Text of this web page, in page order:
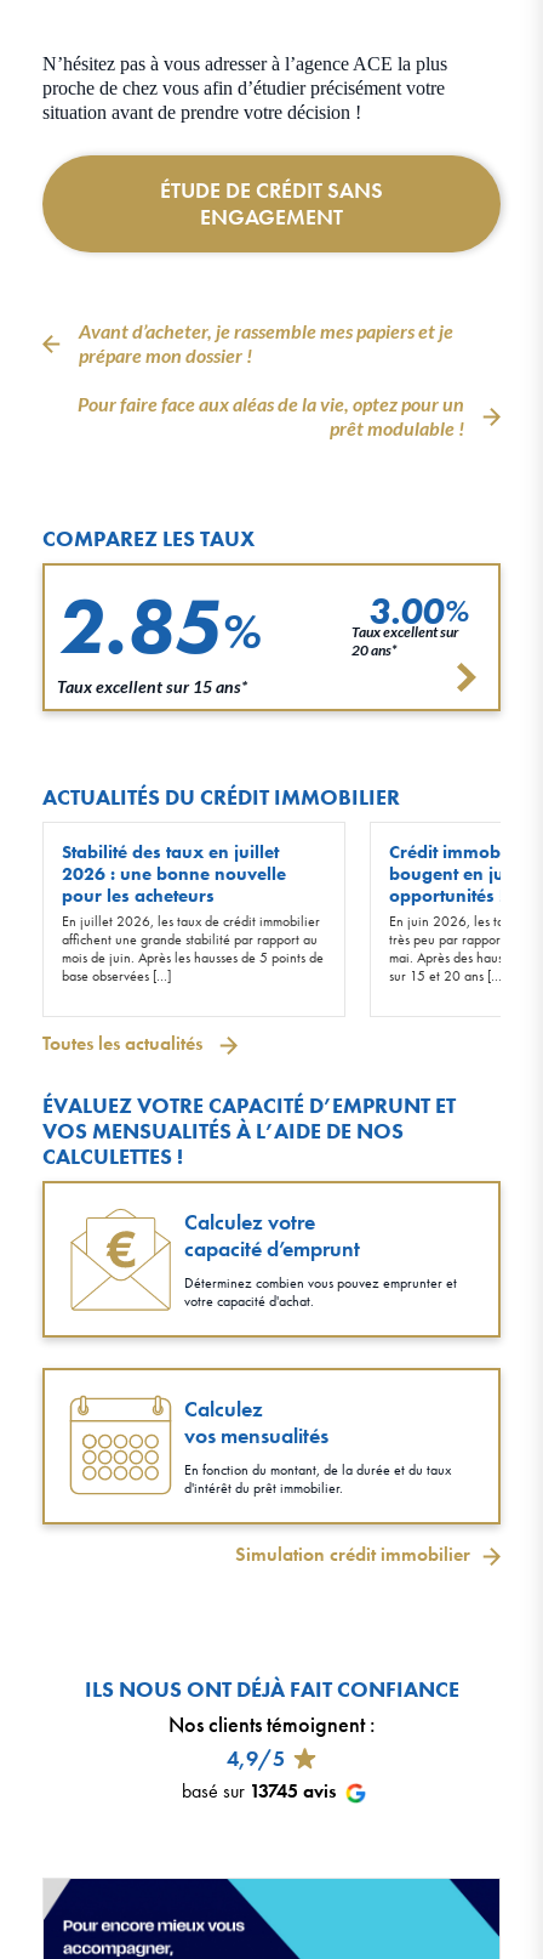
N’hésitez pas à vous adresser à l’agence ACE la plus
proche de chez vous afin d’étudier précisément votre
situation avant de prendre votre décision !
ÉTUDE DE CRÉDIT SANS
ENGAGEMENT
Avant d’acheter, je rassemble mes papiers et je
prépare mon dossier !
Pour faire face aux aléas de la vie, optez pour un
prêt modulable !
COMPAREZ LES TAUX
2.85%
Taux excellent sur 15 ans*
3.00%
Taux excellent sur
20 ans*
ACTUALITÉS DU CRÉDIT IMMOBILIER
Stabilité des taux en juillet
2026 : une bonne nouvelle
pour les acheteurs
En juillet 2026, les taux de crédit immobilier
affichent une grande stabilité par rapport au
mois de juin. Après les hausses de 5 points de
base observées […]
Crédit immobilier
bougent en juin
opportunités !
En juin 2026, les taux
très peu par rapport à
mai. Après des hausses
sur 15 et 20 ans […]
Toutes les actualités
ÉVALUEZ VOTRE CAPACITÉ D’EMPRUNT ET
VOS MENSUALITÉS À L’AIDE DE NOS
CALCULETTES !
Calculez votre
capacité d’emprunt
Déterminez combien vous pouvez emprunter et
votre capacité d'achat.
Calculez
vos mensualités
En fonction du montant, de la durée et du taux
d'intérêt du prêt immobilier.
Simulation crédit immobilier
ILS NOUS ONT DÉJÀ FAIT CONFIANCE
Nos clients témoignent:
4,9/5
basé sur 13745 avis